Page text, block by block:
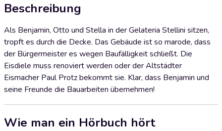
Beschreibung
Als Benjamin, Otto und Stella in der Gelateria Stellini sitzen,
tropft es durch die Decke. Das Gebäude ist so marode, dass
der Bürgermeister es wegen Baufälligkeit schließt. Die
Eisdiele muss renoviert werden oder der Altstädter
Eismacher Paul Protz bekommt sie. Klar, dass Benjamin und
seine Freunde die Bauarbeiten übernehmen!
Wie man ein Hörbuch hört